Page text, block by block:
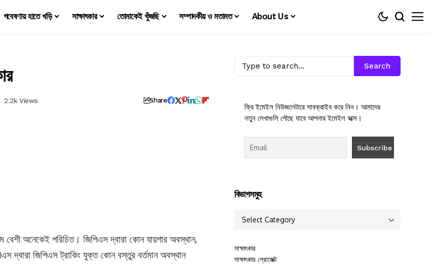
গবেষণায় হাতে খড়ি সাক্ষাৎকার তোমাকেই খুঁজছি সম্পাদকীয় ও মতামত About Us
2.2k Views Share
অনেকেই পরিচিত। জিপিএস দ্বারা কোন যায়গার অবস্থান,
দ্বারা জিপিএস ট্রাকিং যুক্ত কোন বস্তুর বর্তমান অবস্থান
Search
ফ্রি ইমেইল নিউজলেটারে সাবক্রাইব করে নিন। আমাদের
নতুন লেখাগুলি পৌছে যাবে আপনার ইমেইল বক্সে।
বিভাগসমুহ
সাক্ষাৎকার
সাক্ষাৎকার প্রোজেক্ট